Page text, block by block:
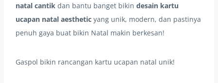
natal cantik dan bantu banget bikin desain kartu
ucapan natal aesthetic yang unik, modern, dan pastinya
penuh gaya buat bikin Natal makin berkesan!
Gaspol bikin rancangan kartu ucapan natal unik!